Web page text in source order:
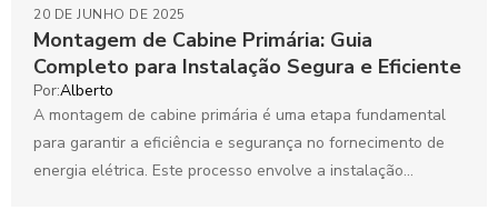
Montagem de Cabine Primária: Guia
Completo para Instalação Segura e Eficiente
20 DE JUNHO DE 2025
Por:Alberto
A montagem de cabine primária é uma etapa fundamental
para garantir a eficiência e segurança no fornecimento de
energia elétrica. Este processo envolve a instalação...